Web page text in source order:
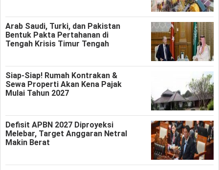
Arab Saudi, Turki, dan Pakistan
Bentuk Pakta Pertahanan di
Tengah Krisis Timur Tengah
Siap-Siap! Rumah Kontrakan &
Sewa Properti Akan Kena Pajak
Mulai Tahun 2027
Defisit APBN 2027 Diproyeksi
Melebar, Target Anggaran Netral
Makin Berat